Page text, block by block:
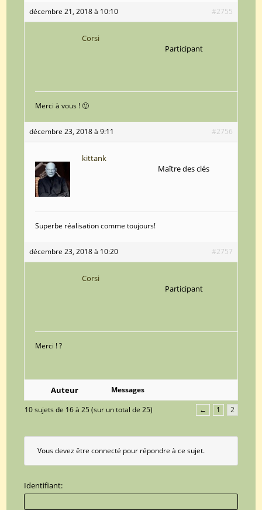
décembre 21, 2018 à 10:10 #2755
Corsi
Participant
Merci à vous ! 🙂
décembre 23, 2018 à 9:11 #2756
kittank
Maître des clés
Superbe réalisation comme toujours!
décembre 23, 2018 à 10:20 #2757
Corsi
Participant
Merci ! ?
Auteur
Messages
10 sujets de 16 à 25 (sur un total de 25)
← 1 2
Vous devez être connecté pour répondre à ce sujet.
Identifiant: